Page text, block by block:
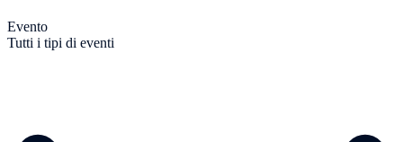
Evento
Tutti i tipi di eventi